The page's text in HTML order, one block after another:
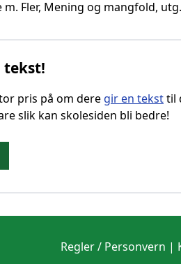
m. Fler, Mening og mangfold,
tekst!
pris på om dere gir en teksttil
slik kan skolesiden bli bedre!
Regler / Personvern |